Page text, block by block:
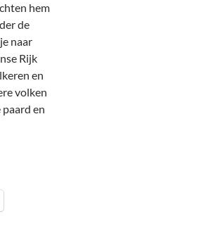
hem
de
naar
Rijk
en
volken
en